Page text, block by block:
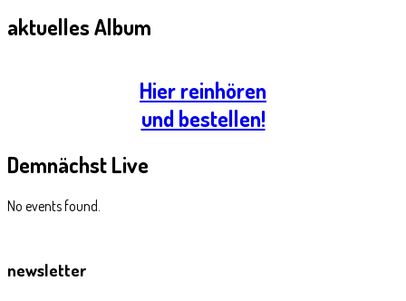
aktuellesAlbum
Hier reinhören
und bestellen!
DemnächstLive
No events found.
newsletter